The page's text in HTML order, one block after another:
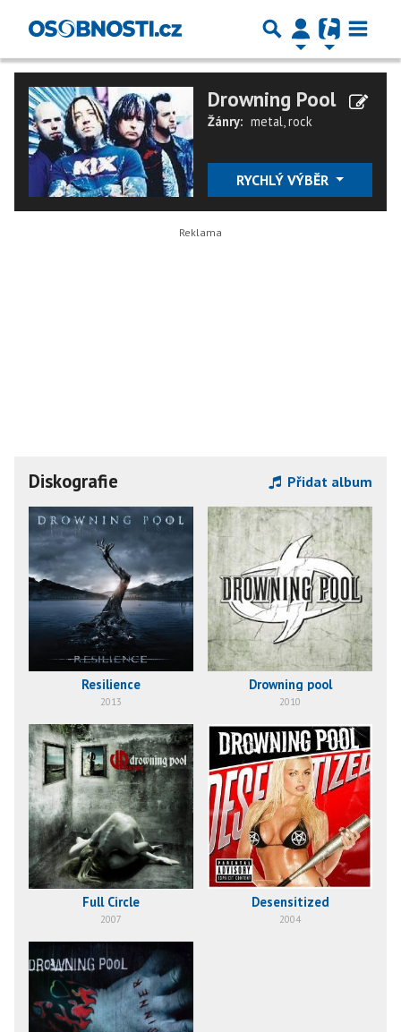
Drowning Pool
Žánry: metal,rock
RYCHLÝ VÝBĚR
Diskografie Přidat album
Resilience
2013
Drowning pool
2010
Full Circle
2007
Desensitized
2004